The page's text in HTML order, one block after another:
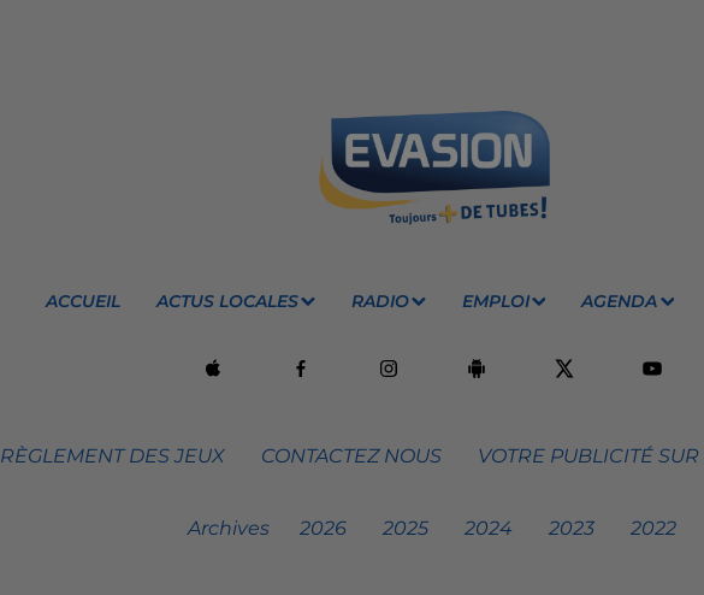
ACCUEIL ACTUS LOCALES RADIO EMPLOI AGENDA
RÈGLEMENT DES JEUX CONTACTEZ NOUS VOTRE PUBLICITÉ
Archives 2026 2025 2024 2023 2022